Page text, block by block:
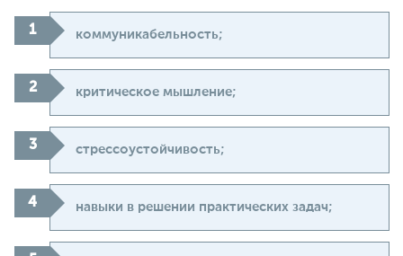
коммуникабельность;
критическое мышление;
стрессоустойчивость;
навыки в решении практических задач;